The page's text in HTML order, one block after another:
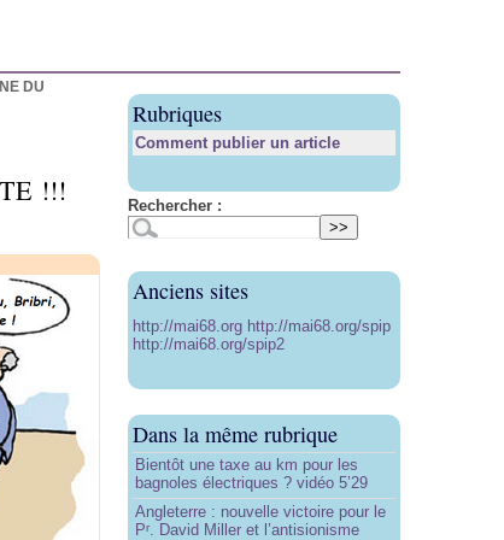
DU
!!!
Rubriques
Comment publier un article
Rechercher :
Anciens sites
http://mai68.org http://mai68.org/spip
http://mai68.org/spip2
Dans la même rubrique
Bientôt une taxe au km pour les
bagnoles électriques ? vidéo 5’29
Angleterre : nouvelle victoire pour le
Pr
. David Miller et l’antisionisme